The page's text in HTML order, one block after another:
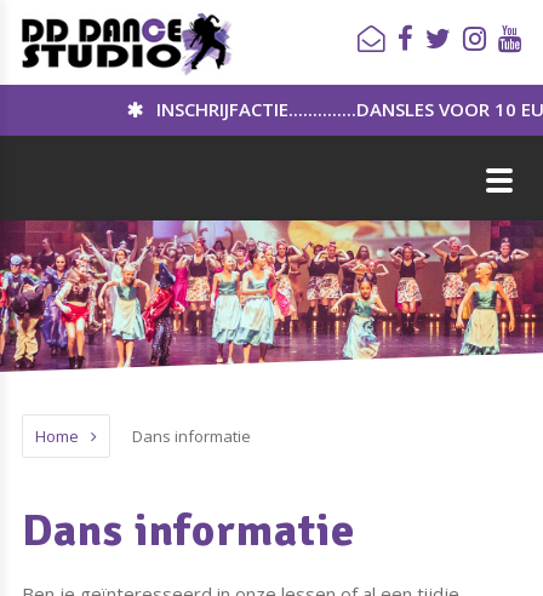
INSCHRIJFACTIE..............DANSLES VOOR 10 EURO PER
Home Dans informatie
Dans informatie